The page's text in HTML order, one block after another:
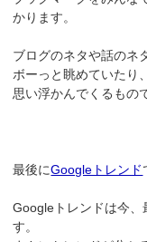
かります。
ブログのネタや話のネ
ボーっと眺めていたり
思い浮かんでくるもの
最後にGoogleトレンド
Googleトレンドは今、
す。